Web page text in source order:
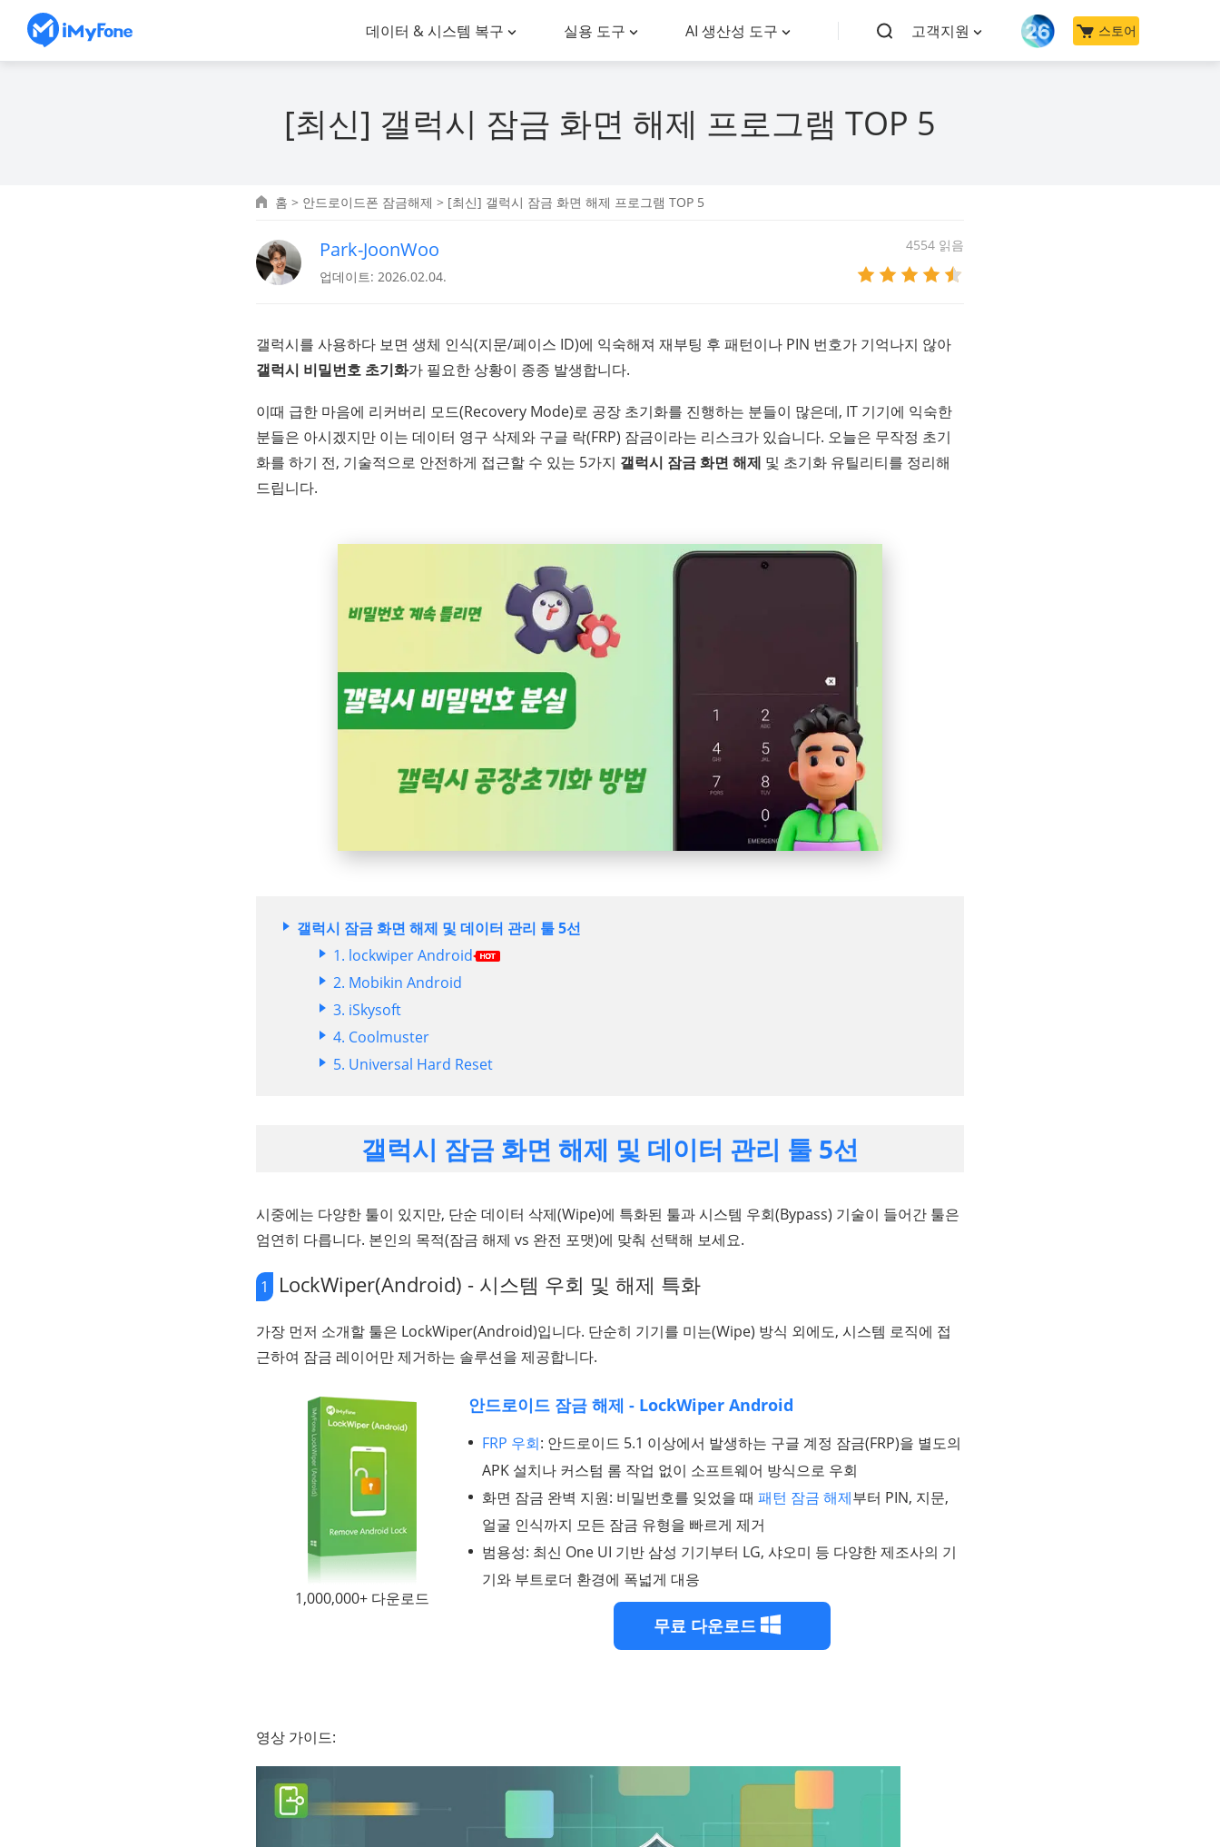
데이터 & 시스템 복구 실용 도구 AI 생산성 도구 고객지원 스토어
[최신] 갤럭시 잠금 화면 해제 프로그램 TOP 5
홈 > 안드로이드폰 잠금해제 > [최신] 갤럭시 잠금 화면 해제 프로그램 TOP 5
Park-JoonWoo
업데이트: 2026.02.04.
4554 읽음
갤럭시를 사용하다 보면 생체 인식(지문/페이스 ID)에 익숙해져 재부팅 후 패턴이나 PIN 번호가 기억나지 않아
갤럭시 비밀번호 초기화가 필요한 상황이 종종 발생합니다.
이때 급한 마음에 리커버리 모드(Recovery Mode)로 공장 초기화를 진행하는 분들이 많은데, IT 기기에 익숙한
분들은 아시겠지만 이는 데이터 영구 삭제와 구글 락(FRP) 잠금이라는 리스크가 있습니다. 오늘은 무작정 초기
화를 하기 전, 기술적으로 안전하게 접근할 수 있는 5가지 갤럭시 잠금 화면 해제 및 초기화 유틸리티를 정리해
드립니다.
갤럭시 잠금 화면 해제 및 데이터 관리 툴 5선
1. lockwiper Android
2. Mobikin Android
3. iSkysoft
4. Coolmuster
5. Universal Hard Reset
갤럭시 잠금 화면 해제 및 데이터 관리 툴 5선
시중에는 다양한 툴이 있지만, 단순 데이터 삭제(Wipe)에 특화된 툴과 시스템 우회(Bypass) 기술이 들어간 툴은
엄연히 다릅니다. 본인의 목적(잠금 해제 vs 완전 포맷)에 맞춰 선택해 보세요.
1 LockWiper(Android) - 시스템 우회 및 해제 특화
가장 먼저 소개할 툴은 LockWiper(Android)입니다. 단순히 기기를 미는(Wipe) 방식 외에도, 시스템 로직에 접
근하여 잠금 레이어만 제거하는 솔루션을 제공합니다.
1,000,000+ 다운로드
안드로이드 잠금 해제 - LockWiper Android
FRP 우회: 안드로이드 5.1 이상에서 발생하는 구글 계정 잠금(FRP)을 별도의
APK 설치나 커스텀 롬 작업 없이 소프트웨어 방식으로 우회
화면 잠금 완벽 지원: 비밀번호를 잊었을 때 패턴 잠금 해제부터 PIN, 지문,
얼굴 인식까지 모든 잠금 유형을 빠르게 제거
범용성: 최신 One UI 기반 삼성 기기부터 LG, 샤오미 등 다양한 제조사의 기
기와 부트로더 환경에 폭넓게 대응
무료 다운로드
영상 가이드: